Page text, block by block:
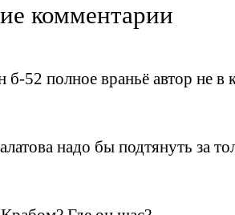
комментарии
б-52 полное враньё автор не в
надо бы подтянуть за